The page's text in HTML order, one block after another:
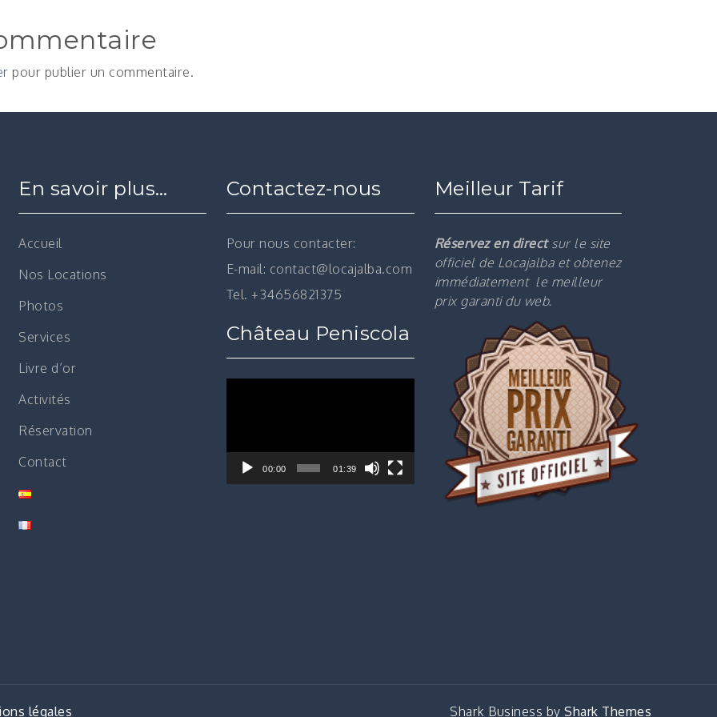
pour publier un commentaire.
En savoir plus…
Accueil
Nos Locations
Photos
Services
Livre d’or
Activités
Réservation
Contact
Contactez-nous
Pour nous contacter:
E-mail: contact@locajalba.com
Tel. +34656821375
Château Peniscola
00:00 01:39
Meilleur Tarif
Réservez en directsur le site
officiel de Locajalba et obtenez
immédiatement le meilleur
prix garanti du web.
légales Shark Business by Shark Themes